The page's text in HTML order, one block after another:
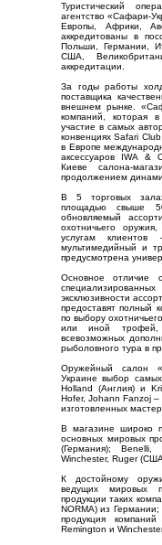
Туристический
агентство «Сафари-
Европы, Африки,
аккредитованы в
Польши, Германии,
США,
аккредитации.
За годы работы
поставщика
внешнем рынке.
компаний, которая
участие в самых
конвенциях Safari
в Европе
аксессуаров IWA &
Киеве салона-
продолжением
В 5 торговых
площадью свыше
обновляемый
охотничьего
услугам клиентов
мультимедийный и
предусмотрена
Основное отличие
эксклюзивности
предоставят полный
по выбору
или иной трофей,
всевозможных
рыболовного тура в
Оружейный салон
Украине выбор
Holland (Англия) и
Hofer, Johann Fanzoj –
изготовленных
В магазине широко
основных мировых
(Германия); Benelli,
Winchester, Ruger
К достойному
ведущих мировых
продукции таких
NORMA) из
продукция
Remington и